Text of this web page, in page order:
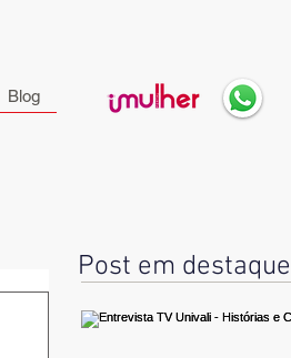
Blog
Post em destaque